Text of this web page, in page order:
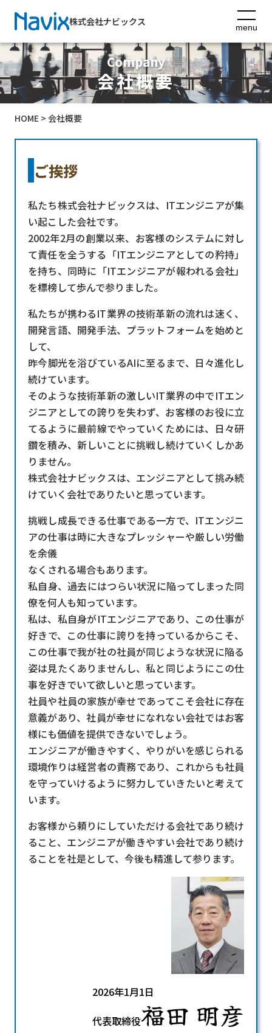
株式会社ナビックス menu
Company
会社概要
HOME > 会社概要
ご挨拶
私たち株式会社ナビックスは、ITエンジニアが集
い起こした会社です。
2002年2月の創業以来、お客様のシステムに対し
て責任を全うする「ITエンジニアとしての矜持」
を持ち、同時に「ITエンジニアが報われる会社」
を標榜して歩んで参りました。
私たちが携わるIT業界の技術革新の流れは速く、
開発言語、開発手法、プラットフォームを始めと
して、
昨今脚光を浴びているAIに至るまで、日々進化し
続けています。
そのような技術革新の激しいIT業界の中でITエン
ジニアとしての誇りを失わず、お客様のお役に立
てるように最前線でやっていくためには、日々研
鑽を積み、新しいことに挑戦し続けていくしかあ
りません。
株式会社ナビックスは、エンジニアとして挑み続
けていく会社でありたいと思っています。
挑戦し成長できる仕事である一方で、ITエンジニ
アの仕事は時に大きなプレッシャーや厳しい労働
を余儀
なくされる場合もあります。
私自身、過去にはつらい状況に陥ってしまった同
僚を何人も知っています。
私は、私自身がITエンジニアであり、この仕事が
好きで、この仕事に誇りを持っているからこそ、
この仕事で我が社の社員が同じような状況に陥る
姿は見たくありませんし、私と同じようにこの仕
事を好きでいて欲しいと思っています。
社員や社員の家族が幸せであってこそ会社に存在
意義があり、社員が幸せになれない会社ではお客
様にも価値を提供できないでしょう。
エンジニアが働きやすく、やりがいを感じられる
環境作りは経営者の責務であり、これからも社員
を守っていけるように努力していきたいと考えて
います。
お客様から頼りにしていただける会社であり続け
ること、エンジニアが働きやすい会社であり続け
ることを社是として、今後も精進して参ります。
2026年1月1日
代表取締役福田 明彦